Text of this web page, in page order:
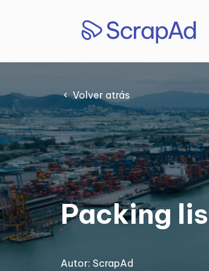
Volver atrás
Packing
Autor: ScrapAd